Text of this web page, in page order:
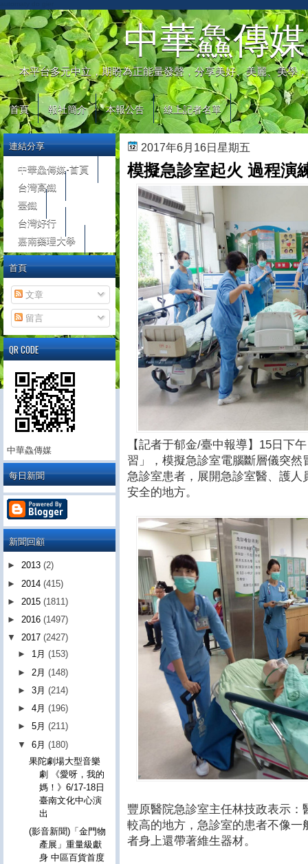
中華鱻傳媒
本平台多元中立，期盼為正能量發聲，分享美好、美麗、美學
首頁 報社簡介 本報公告 線上記者名單
2017年6月16日星期五
模擬急診室起火 過程演
【記者于郁金/臺中報導】15日下
習」，模擬急診室電腦斷層儀突
急診室患者，展開急診室醫、護
安全的地方。
豐原醫院急診室主任林技政表示
較高的地方，急診室的患者不像
者身上還帶著維生器材。
連結分享
中華鱻傳媒-首頁
台灣高鐵
臺鐵
台灣好行
嘉南藥理大學
首頁
文章
留言
QR CODE
中華鱻傳媒
每日新聞
新聞回顧
► 2013 (2)
► 2014 (415)
► 2015 (1811)
► 2016 (1497)
▼ 2017 (2427)
► 1月(153)
► 2月(148)
►3月(214)
►4月(196)
►5月(211)
▼6月(180)
果陀劇場大型音樂
劇 《愛呀，我的
媽！》6/17-18日
臺南文化中心演
出
(影音新聞)「金門物
產展」重量級獻
身 中區百貨首度